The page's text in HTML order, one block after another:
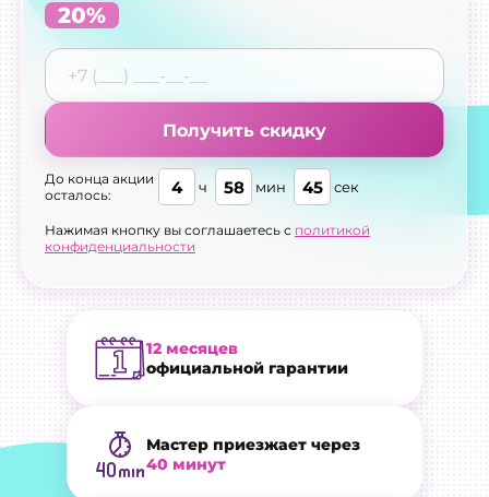
20%
Получить скидку
До конца акции
осталось:
4 ч 58 мин 44 сек
Нажимая кнопку вы соглашаетесь с политикой
конфиденциальности
12 месяцев
официальной гарантии
Мастер приезжает через
40 минут